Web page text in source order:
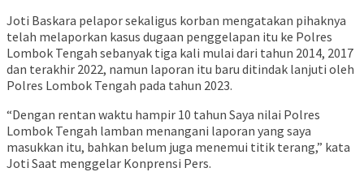
Joti Baskara pelapor sekaligus korban mengatakan pihaknya
telah melaporkan kasus dugaan penggelapan itu ke Polres
Lombok Tengah sebanyak tiga kali mulai dari tahun 2014, 2017
dan terakhir 2022, namun laporan itu baru ditindak lanjuti oleh
Polres Lombok Tengah pada tahun 2023.
“Dengan rentan waktu hampir 10 tahun Saya nilai Polres
Lombok Tengah lamban menangani laporan yang saya
masukkan itu, bahkan belum juga menemui titik terang,” kata
Joti Saat menggelar Konprensi Pers.